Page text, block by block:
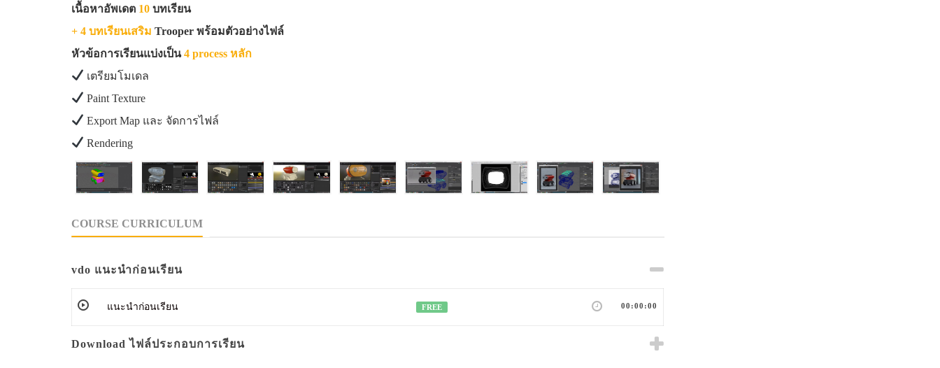
เนื้อหาอัพเดต 10 บทเรียน
+ 4 บทเรียนเสริม Trooper พร้อมตัวอย่างไฟล์
หัวข้อการเรียนแบ่งเป็น4 process หลัก
เตรียมโมเดล
Paint Texture
Export Map และ จัดการไฟล์
Rendering
COURSE CURRICULUM
vdo แนะนำก่อนเรียน
แนะนำก่อนเรียน FREE 00:00:00
Download ไฟล์ประกอบการเรียน